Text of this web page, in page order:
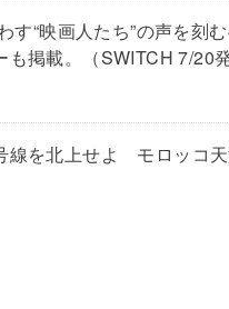
す“映画人たち”の声を
掲載。（SWITCH 7/20発
を北上せよ モロッコ天